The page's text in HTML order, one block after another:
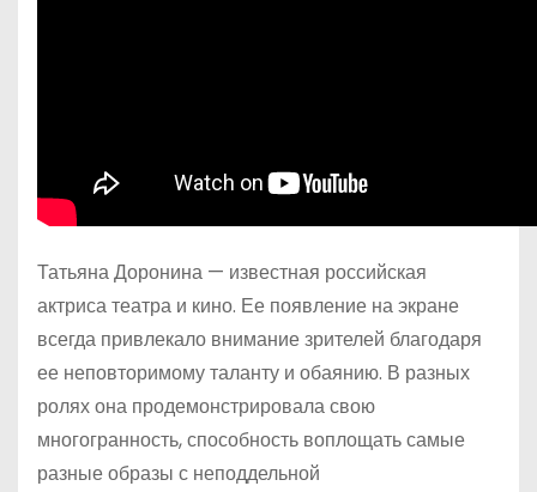
Татьяна Доронина — известная российская
актриса театра и кино. Ее появление на экране
всегда привлекало внимание зрителей благодаря
ее неповторимому таланту и обаянию. В разных
ролях она продемонстрировала свою
многогранность, способность воплощать самые
разные образы с неподдельной